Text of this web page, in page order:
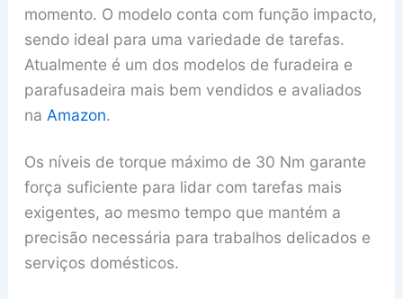
momento. O modelo conta com função impacto,
sendo ideal para uma variedade de tarefas.
Atualmente é um dos modelos de furadeira e
parafusadeira mais bem vendidos e avaliados
na Amazon.
Os níveis de torque máximo de 30 Nm garante
força suficiente para lidar com tarefas mais
exigentes, ao mesmo tempo que mantém a
precisão necessária para trabalhos delicados e
serviços domésticos.